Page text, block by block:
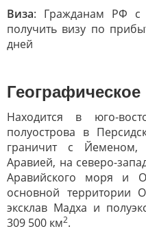
Виза: Гражданам РФ с
получить визу по
дней
Находится в юго-
полуострова в
граничит с Йеменом,
Аравией, на северо-
Аравийского моря и
основной территории
эксклав Мадха и
309 500 км2.